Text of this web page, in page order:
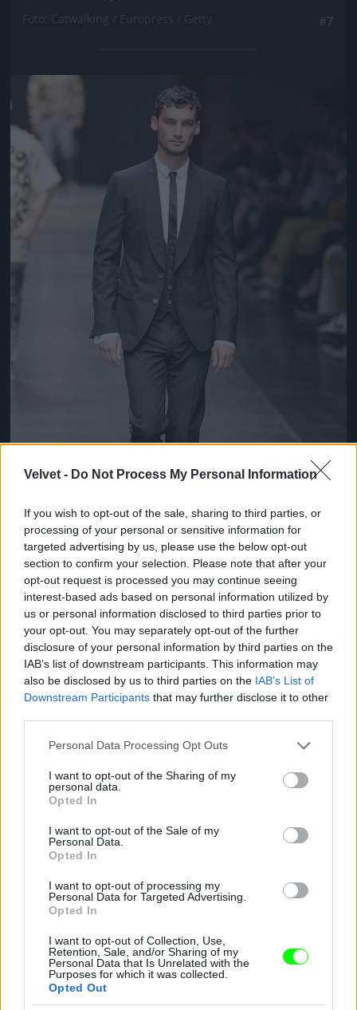
Velvet - Do Not Process My Personal Information
If you wish to opt-out of the sale, sharing to third parties, or
processing of your personal or sensitive information for
targeted advertising by us, please use the below opt-out
section to confirm your selection. Please note that after your
opt-out request is processed you may continue seeing
interest-based ads based on personal information utilized by
us or personal information disclosed to third parties prior to
your opt-out. You may separately opt-out of the further
disclosure of your personal information by third parties on the
IAB’s list of downstream participants. This information may
also be disclosed by us to third parties on the IAB’s List of
Downstream Participants that may further disclose it to other
Please note that this website/app uses one or more Google
not limited to your visit or usage behaviour. You may click to
grant or deny consent to Google and its third-party tags to
use your data for below specified purposes in below Google
consent section.
Personal Data Processing Opt Outs
I want to opt-out of the Sharing of my
personal data.
Opted In
I want to opt-out of the Sale of my
Personal Data.
Opted In
I want to opt-out of processing my
Personal Data for Targeted Advertising.
Opted In
I want to opt-out of Collection, Use,
Retention, Sale, and/or Sharing of my
Personal Data that Is Unrelated with the
Purposes for which it was collected.
Opted Out
Jön még kép!
Patinszki Misa a Dolce & Gabbana
divatbemutatóján
Fotó: Catwalking / Europress / Getty #8
Jön még kép!